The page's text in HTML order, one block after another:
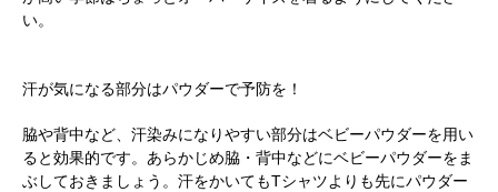
い。
汗が気になる部分はパウダーで予防を！
脇や背中など、汗染みになりやすい部分はベビーパウダーを用い
ると効果的です。あらかじめ脇・背中などにベビーパウダーをま
ぶしておきましょう。汗をかいてもTシャツよりも先にパウダー